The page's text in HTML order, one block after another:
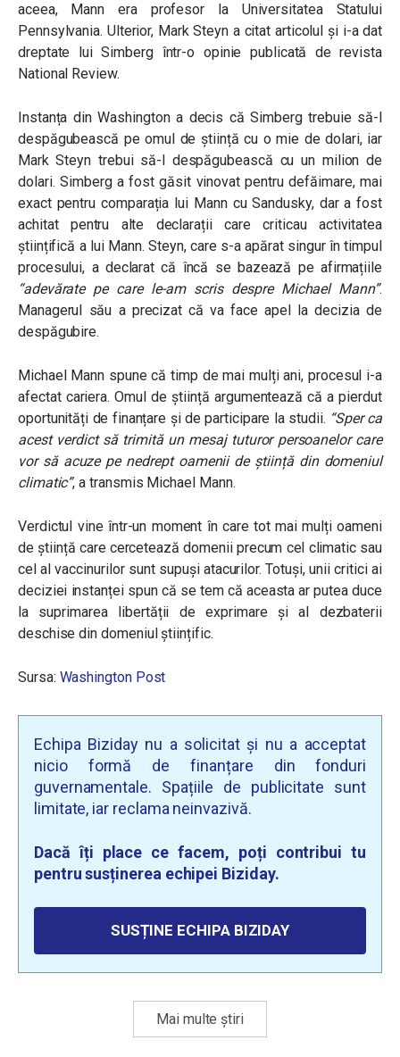
aceea, Mann era profesor la Universitatea Statului
Pennsylvania. Ulterior, Mark Steyn a citat articolul și i-a dat
dreptate lui Simberg într-o opinie publicată de revista
National Review.
Instanța din Washington a decis că Simberg trebuie să-l
despăgubească pe omul de știință cu o mie de dolari, iar
Mark Steyn trebui să-l despăgubească cu un milion de
dolari. Simberg a fost găsit vinovat pentru defăimare, mai
exact pentru comparația lui Mann cu Sandusky, dar a fost
achitat pentru alte declarații care criticau activitatea
științifică a lui Mann. Steyn, care s-a apărat singur în timpul
procesului, a declarat că încă se bazează pe afirmațiile
“adevărate pe care le-am scris despre Michael Mann”.
Managerul său a precizat că va face apel la decizia de
despăgubire.
Michael Mann spune că timp de mai mulți ani, procesul i-a
afectat cariera. Omul de știință argumentează că a pierdut
oportunități de finanțare și de participare la studii. “Sper ca
acest verdict să trimită un mesaj tuturor persoanelor care
vor să acuze pe nedrept oamenii de știință din domeniul
climatic”, a transmis Michael Mann.
Verdictul vine într-un moment în care tot mai mulți oameni
de știință care cercetează domenii precum cel climatic sau
cel al vaccinurilor sunt supuși atacurilor. Totuși, unii critici ai
deciziei instanței spun că se tem că aceasta ar putea duce
la suprimarea libertății de exprimare și al dezbaterii
deschise din domeniul științific.
Sursa: Washington Post
Echipa Biziday nu a solicitat și nu a acceptat
nicio formă de finanțare din fonduri
guvernamentale. Spațiile de publicitate sunt
limitate, iar reclama neinvazivă.
Dacă îți place ce facem, poți contribui tu
pentru susținerea echipei Biziday.
SUSȚINE ECHIPA BIZIDAY
Mai multe știri